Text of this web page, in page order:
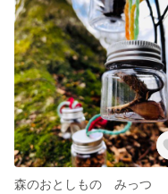
森のおとしもの みっつ